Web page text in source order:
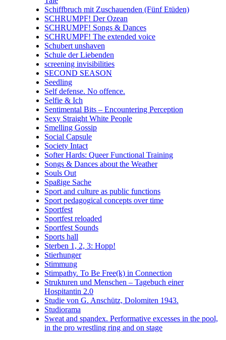
Schiffbruch mit Zuschauenden (Fünf Etüden)
SCHRUMPF! Der Ozean
SCHRUMPF! Songs & Dances
SCHRUMPF! The extended voice
Schubert unshaven
Schule der Liebenden
screening invisibilities
SECOND SEASON
Seedling
Self defense. No offence.
Selfie & Ich
Sentimental Bits – Encountering Perception
Sexy Straight White People
Smelling Gossip
Social Capsule
Society Intact
Softer Hards: Queer Functional Training
Songs & Dances about the Weather
Souls Out
Spaßige Sache
Sport and culture as public functions
Sport pedagogical concepts over time
Sportfest
Sportfest reloaded
Sportfest Sounds
Sports hall
Sterben 1, 2, 3: Hopp!
Stierhunger
Stimmung
Stimpathy. To Be Free(k) in Connection
Strukturen und Menschen – Tagebuch einer
Hospitantin 2.0
Studie von G. Anschütz, Dolomiten 1943.
Studiorama
Sweat and spandex. Performative excesses in the pool,
in the pro wrestling ring and on stage